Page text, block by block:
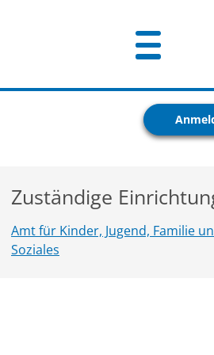
Zuständige
Amt für Kinder, Jugend, Familie
Soziales